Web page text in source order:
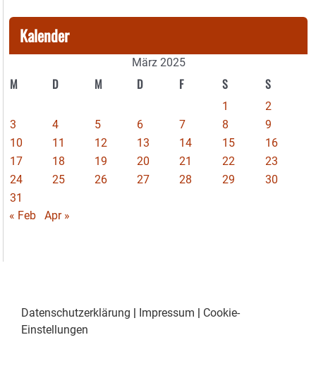
Kalender
März 2025
M D M D F S S
1
2
3
4 5 6 7 8
9
10
11 12 13 14 15
16
17
18 19 20 21 22
23
24
25 26 27 28 29
30
31
« Feb
Apr »
Datenschutzerklärung | Impressum | Cookie-
Einstellungen